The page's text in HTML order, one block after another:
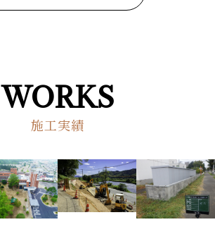
WORKS
施工実績